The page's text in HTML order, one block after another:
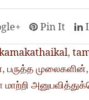
Pin It
,
,பருத்த முலைகளின்